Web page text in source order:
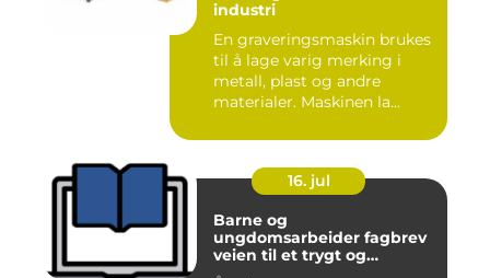
industri
En graveringsmaskin brukes
til å lage varig merking i
metall, plast og andre
materialer. Maskinen la...
16. jul
Barne og
ungdomsarbeider fagbrev
veien til et trygt og
meningsfullt yrke